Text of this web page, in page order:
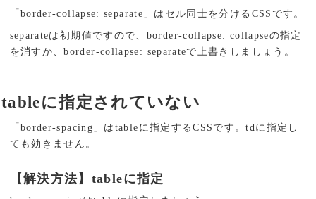
「border-collapse: separate」はセル同士を分けるCSSです。
separateは初期値ですので、border-collapse: collapseの指定
を消すか、border-collapse: separateで上書きしましょう。
tableに指定されていない
「border-spacing」はtableに指定するCSSです。tdに指定し
ても効きません。
【解決方法】tableに指定